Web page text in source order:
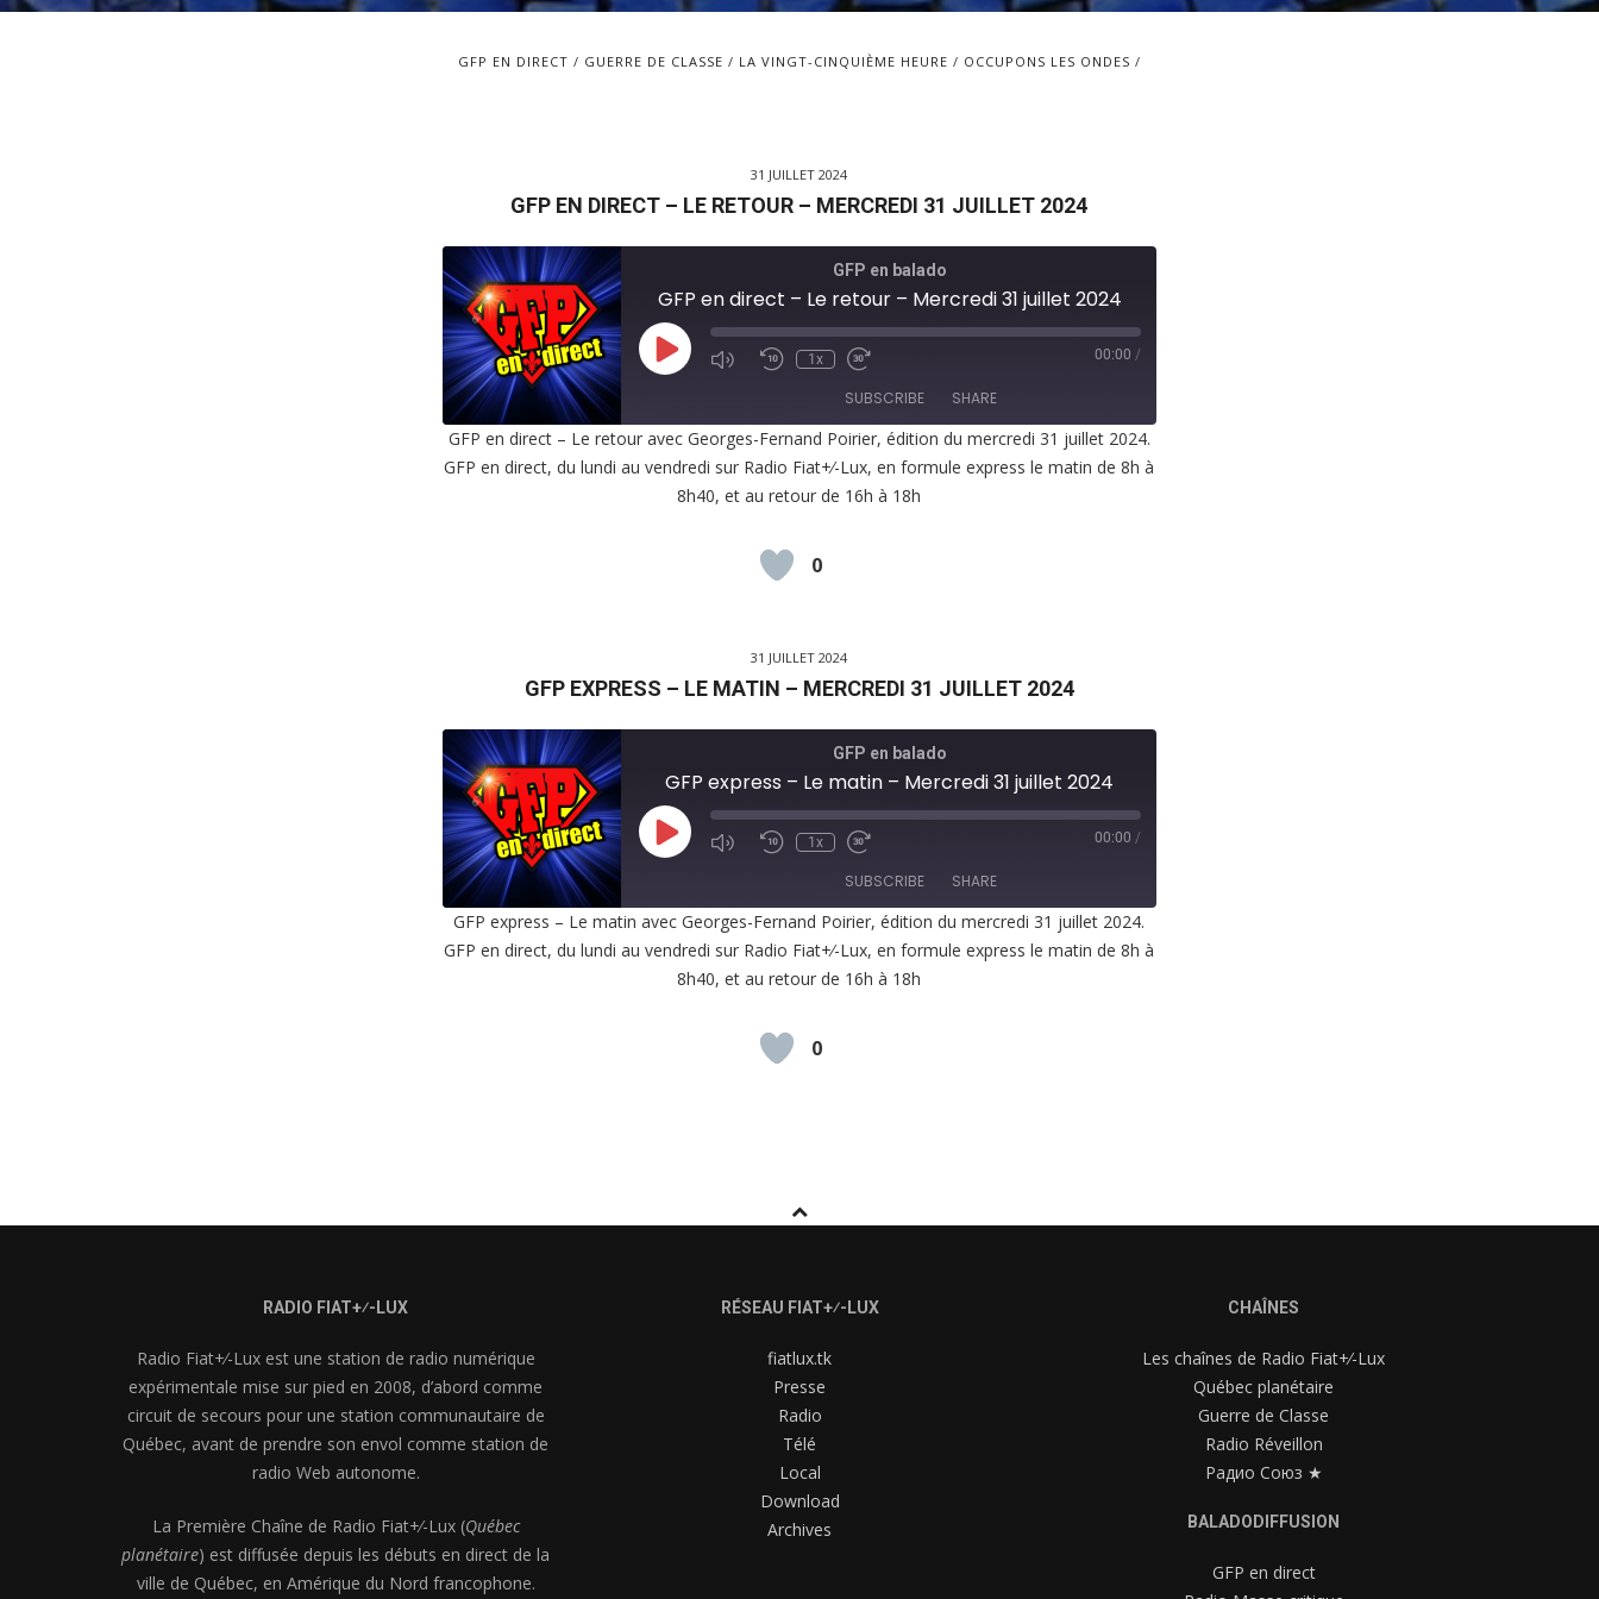
GFP EN DIRECT GUERRE DE CLASSE LA VINGT-CINQUIÈME HEURE OCCUPONS LES ONDES
31 JUILLET 2024
GFP EN DIRECT – LE RETOUR – MERCREDI 31 JUILLET 2024
GFP en balado
GFP en direct – Le retour – Mercredi 31 juillet 2024
Play
Episode
1x 00:00 /
SUBSCRIBE SHARE
SHARE
GFP en direct – Le retour avec Georges-Fernand Poirier, édition du mercredi 31 juillet 2024.
GFP en direct, du lundi au vendredi sur Radio Fiat+⁄-Lux, en formule express le matin de 8h à
8h40, et au retour de 16h à 18h
0
31 JUILLET 2024
GFP EXPRESS – LE MATIN – MERCREDI 31 JUILLET 2024
GFP en balado
GFP express – Le matin – Mercredi 31 juillet 2024
Play
Episode
1x 00:00 /
SUBSCRIBE SHARE
SHARE
GFP express – Le matin avec Georges-Fernand Poirier, édition du mercredi 31 juillet 2024.
GFP en direct, du lundi au vendredi sur Radio Fiat+⁄-Lux, en formule express le matin de 8h à
8h40, et au retour de 16h à 18h
0
RADIO FIAT+⁄-LUX
Radio Fiat+⁄-Lux est une station de radio numérique
expérimentale mise sur pied en 2008, d’abord comme
circuit de secours pour une station communautaire de
Québec, avant de prendre son envol comme station de
radio Web autonome.
La Première Chaîne de Radio Fiat+⁄-Lux (Québec
planétaire) est diffusée depuis les débuts en direct de la
ville de Québec, en Amérique du Nord francophone.
RÉSEAU FIAT+⁄-LUX
fiatlux.tk
Presse
Radio
Télé
Local
Download
Archives
CHAÎNES
Les chaînes de Radio Fiat+⁄-Lux
Québec planétaire
Guerre de Classe
Radio Réveillon
Радио Союз ★
BALADODIFFUSION
GFP en direct